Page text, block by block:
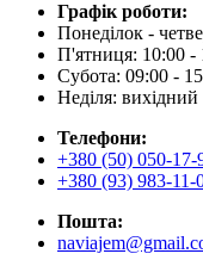
Графік роботи:
Понеділок -
П'ятниця: 10:00 -
Субота: 09:00 -
Неділя: вихідний
Телефони:
+380 (50) 050-17-
+380 (93) 983-11-
Пошта: